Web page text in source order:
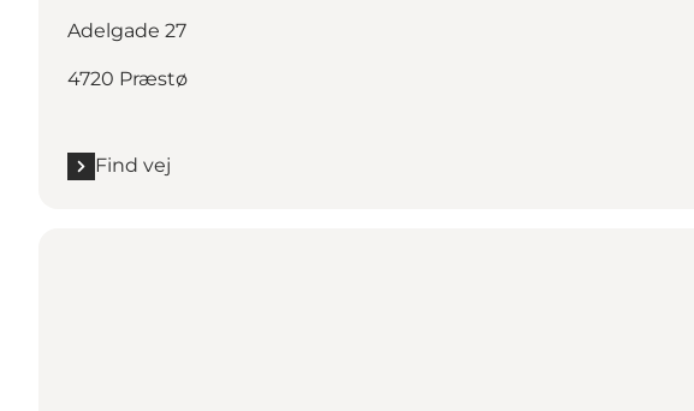
Adelgade 27
4720 Præstø
Find vej